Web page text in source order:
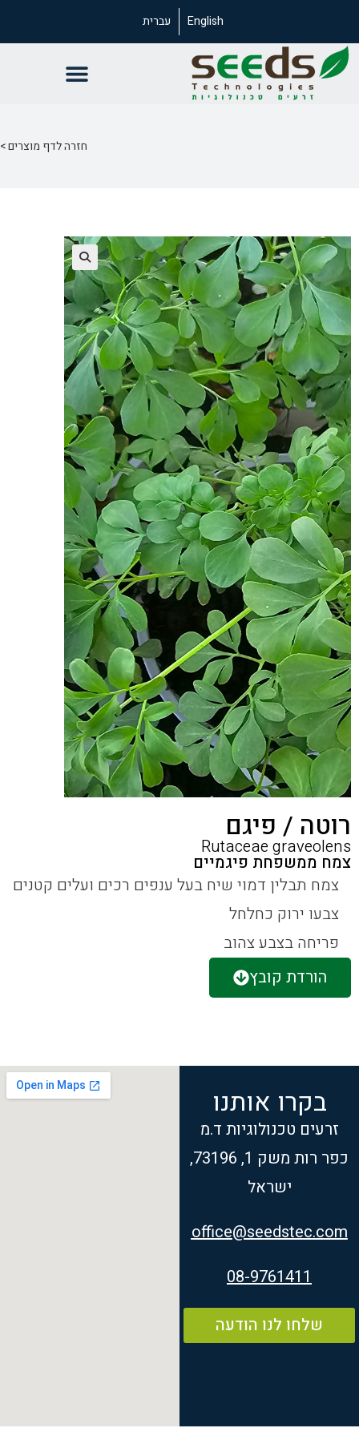
English עברית
חזרה לדף מוצרים >
רוטה / פיגם
Rutaceae graveolens
צמח ממשפחת פיגמיים
צמח תבלין דמוי שיח בעל ענפים רכים ועלים קטנים
צבעו ירוק כחלחל
פריחה בצבע צהוב
הורדת קובץ
בקרו אותנו
זרעים טכנולוגיות ד.מ
כפר רות משק 1, 73196,
ישראל
office@seedstec.com
08-9761411
שלחו לנו הודעה